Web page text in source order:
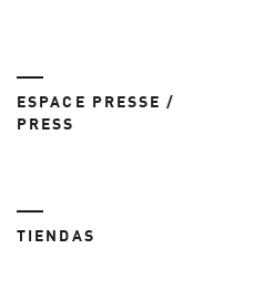
ESPACE PRESSE /
PRESS
TIENDAS